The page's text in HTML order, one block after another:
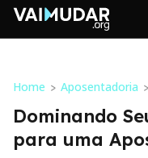
Home > Aposentadoria >
Dominando
para uma